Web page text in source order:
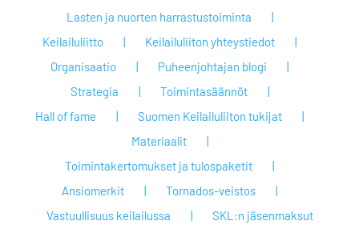
Lasten ja nuorten harrastustoiminta
Keilailuliitto
Keilailuliiton yhteystiedot
Organisaatio
Puheenjohtajan blogi
Strategia
Toimintasäännöt
Hall of fame
Suomen Keilailuliiton tukijat
Materiaalit
Toimintakertomukset ja tulospaketit
Ansiomerkit
Tornados-veistos
Vastuullisuus keilailussa
SKL:n jäsenmaksut